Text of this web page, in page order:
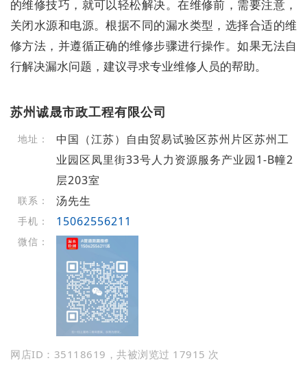
的维修技巧，就可以轻松解决。在维修前，需要注意，
关闭水源和电源。根据不同的漏水类型，选择合适的维
修方法，并遵循正确的维修步骤进行操作。如果无法自
行解决漏水问题，建议寻求专业维修人员的帮助。
苏州诚晟市政工程有限公司
地址：
中国（江苏）自由贸易试验区苏州片区苏州工
业园区凤里街33号人力资源服务产业园1-B幢2
层203室
联系： 汤先生
手机： 15062556211
微信：
网店ID：35118619，共被浏览过 17915 次